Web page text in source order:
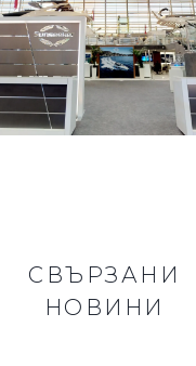
СВЪРЗАНИ
НОВИНИ